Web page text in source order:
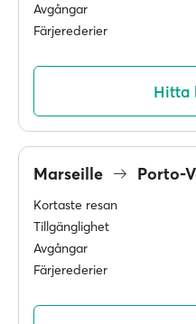
Avgångar
Färjerederier
Hitta
Marseille Porto-
Kortaste resan
Tillgänglighet
Avgångar
Färjerederier